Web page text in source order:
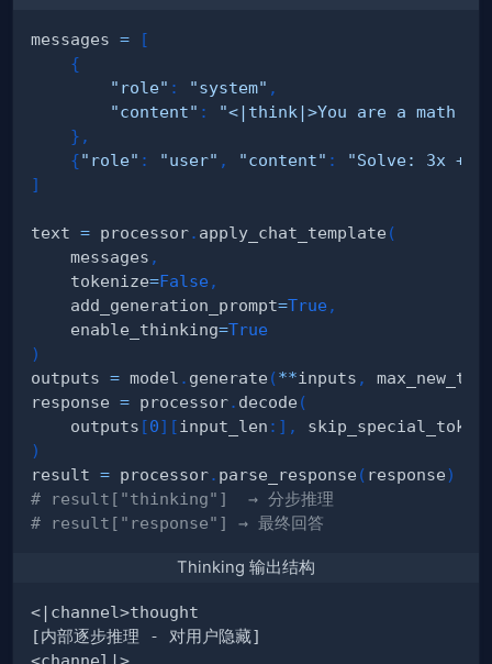
messages =
[
{
"role" : "system" ,
"content" :
"<|think|>You are a math
} ,
{"role" : "user" , "content" :
"Solve: 3x + 7
]
text = processor. apply_chat_template (
    messages
,
    tokenize
=False ,
    add_generation_prompt
=True ,
    enable_thinking
=True
)
outputs = model . generate (**inputs ,
response = processor. decode (
    outputs
[0] [ input_len : ] ,
)
result = processor. parse_response ( response)
# result["thinking"]  → 分步推理
# result["response"] → 最终回答
Thinking 输出结构